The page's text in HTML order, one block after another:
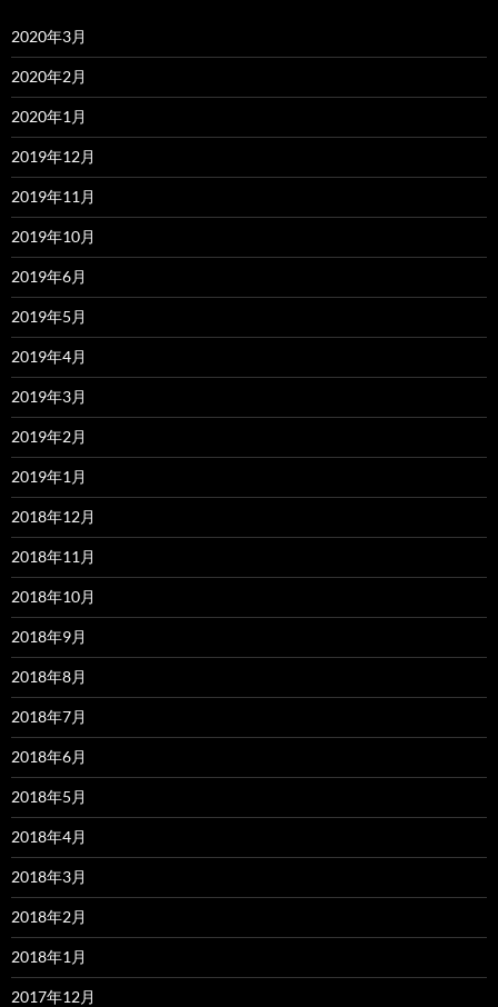
2020年3月
2020年2月
2020年1月
2019年12月
2019年11月
2019年10月
2019年6月
2019年5月
2019年4月
2019年3月
2019年2月
2019年1月
2018年12月
2018年11月
2018年10月
2018年9月
2018年8月
2018年7月
2018年6月
2018年5月
2018年4月
2018年3月
2018年2月
2018年1月
2017年12月